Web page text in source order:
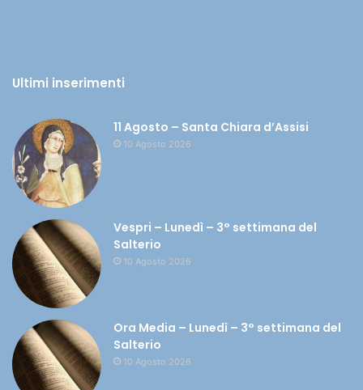
Ultimi inserimenti
11 Agosto – Santa Chiara d’Assisi
10 Agosto 2026
Vespri – Lunedì – 3° settimana del
Salterio
10 Agosto 2026
Ora Media – Lunedì – 3° settimana del
Salterio
10 Agosto 2026